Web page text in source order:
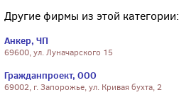
Другие фирмы из этой категории:
Анкер, ЧП
69600, ул. Луначарского 15
Гражданпроект, ООО
69002, г. Запорожье, ул. Кривая бухта, 2